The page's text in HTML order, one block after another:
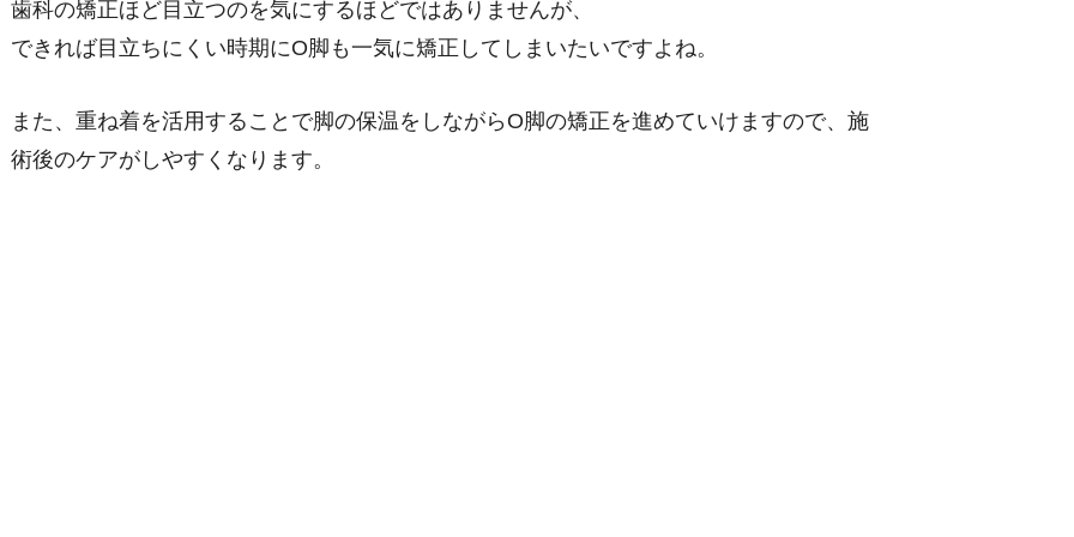
歯科の矯正ほど目立つのを気にするほどではありませんが、
できれば目立ちにくい時期にО脚も一気に矯正してしまいたいですよね。
また、重ね着を活用することで脚の保温をしながらО脚の矯正を進めていけますので、施
術後のケアがしやすくなります。